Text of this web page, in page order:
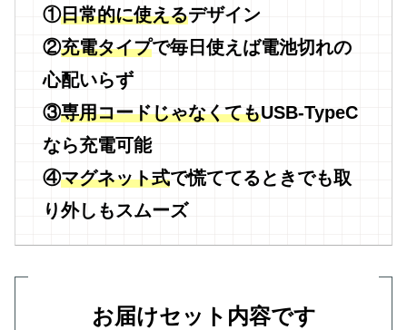
①日常的に使えるデザイン
②充電タイプで毎日使えば電池切れの
心配いらず
③専用コードじゃなくてもUSB-TypeC
なら充電可能
④マグネット式で慌ててるときでも取
り外しもスムーズ
お届けセット内容です